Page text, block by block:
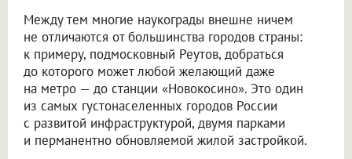
Между тем многие наукограды внешне ничем
не отличаются от большинства городов страны:
к примеру, подмосковный Реутов, добраться
до которого может любой желающий даже
на метро — до станции «Новокосино». Это один
из самых густонаселенных городов России
с развитой инфраструктурой, двумя парками
и перманентно обновляемой жилой застройкой.